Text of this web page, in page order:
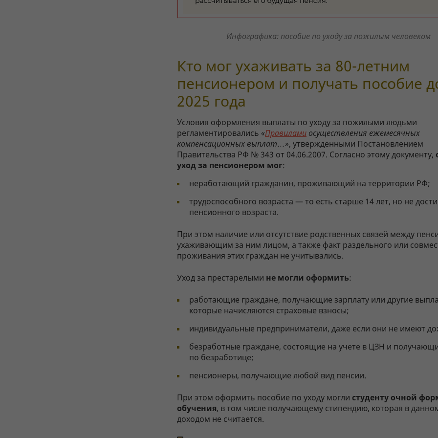
Инфографика: пособие по уходу за пожилым человеком
Кто мог ухаживать за 80-летним
пенсионером и получать пособие
2025 года
Условия оформления выплаты по уходу за пожилыми людьми
регламентировались «Правилами осуществления ежемесячных
компенсационных выплат…», утвержденными Постановлением
Правительства РФ № 343 от 04.06.2007. Согласно этому документу,
уход за пенсионером мог:
неработающий гражданин, проживающий на территории РФ;
трудоспособного возраста — то есть старше 14 лет, но не
пенсионного возраста.
При этом наличие или отсутствие родственных связей между
ухаживающим за ним лицом, а также факт раздельного или
проживания этих граждан не учитывались.
Уход за престарелыми не могли оформить:
работающие граждане, получающие зарплату или другие
которые начисляются страховые взносы;
индивидуальные предприниматели, даже если они не имеют
безработные граждане, состоящие на учете в ЦЗН и
по безработице;
пенсионеры, получающие любой вид пенсии.
При этом оформить пособие по уходу могли студенту очной
обучения, в том числе получающему стипендию, которая в
доходом не считается.